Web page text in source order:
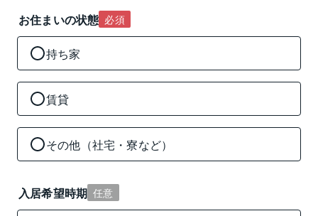
お住まいの状態 必須
持ち家
賃貸
その他（社宅・寮など）
入居希望時期 任意